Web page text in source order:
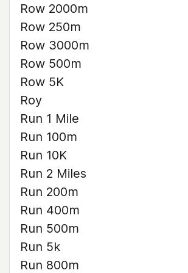
Row 2000m
Row 250m
Row 3000m
Row 500m
Row 5K
Roy
Run 1 Mile
Run 100m
Run 10K
Run 2 Miles
Run 200m
Run 400m
Run 500m
Run 5k
Run 800m